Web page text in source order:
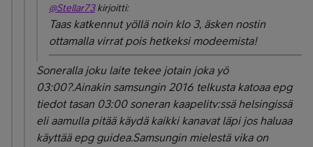
@Stellar73kirjoitti:
Taas katkennut yöllä noin klo 3, äsken nostin
ottamalla virrat pois hetkeksi modeemista!
Soneralla joku laite tekee jotain joka yö
03:00?.Ainakin samsungin 2016 telkusta katoaa epg
tiedot tasan 03:00 soneran kaapelitv:ssä helsingissä
eli aamulla pitää käydä kaikki kanavat läpi jos haluaa
käyttää epg guidea.Samsungin mielestä vika on